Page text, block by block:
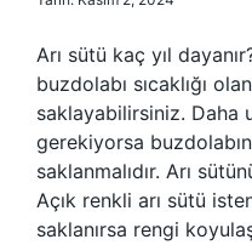
Arı sütü kaç yıl
buzdolabı sıcaklığı
saklayabilirsiniz. Daha
gerekiyorsa
saklanmalıdır. Arı
Açık renkli arı sütü
saklanırsa rengi